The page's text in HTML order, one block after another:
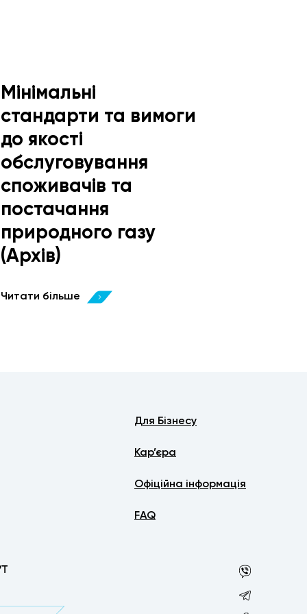
Мінімальні
стандарти та вимоги
до якості
обслуговування
споживачів та
постачання
природного газу
(Архів)
Читати більше
Для Бізнесу
Кар’єра
Офіційна інформація
FAQ